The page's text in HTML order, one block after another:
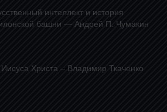
интеллект и история
башни — Андрей П. Чумакин
Христа – Владимир Ткаченко